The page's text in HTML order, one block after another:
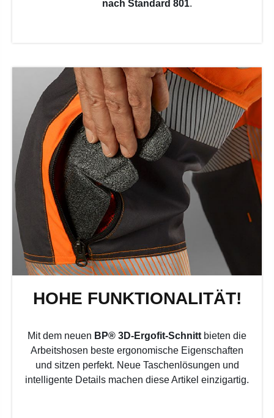
nach Standard 801.
HOHE FUNKTIONALITÄT!
Mit dem neuen BP® 3D-Ergofit-Schnitt bieten die
Arbeitshosen beste ergonomische Eigenschaften
und sitzen perfekt. Neue Taschenlösungen und
intelligente Details machen diese Artikel einzigartig.